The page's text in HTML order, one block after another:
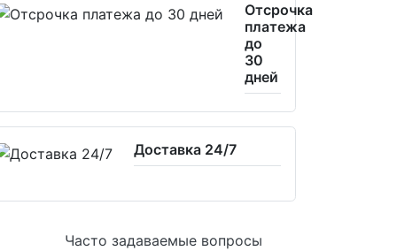
Отсрочка
платежа
до
30
дней
Доставка 24/7
Часто задаваемые вопросы